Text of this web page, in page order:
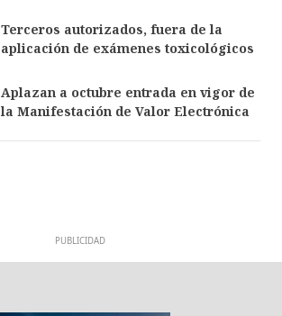
Terceros autorizados, fuera de la
aplicación de exámenes toxicológicos
Aplazan a octubre entrada en vigor de
la Manifestación de Valor Electrónica
PUBLICIDAD